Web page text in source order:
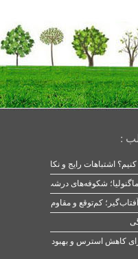
:
اشتباهات رایج و نکات طلایی
شکوفه‌های درشت در بهار